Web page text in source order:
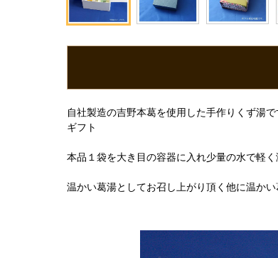
自社製造の吉野本葛を使用した手作りくず湯
ギフト
本品１袋を大き目の容器に入れ少量の水で軽
温かい葛湯としてお召し上がり頂く他に温か